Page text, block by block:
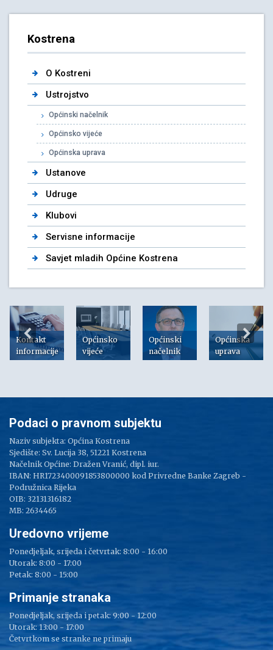
Kostrena
O Kostreni
Ustrojstvo
Općinski načelnik
Općinsko vijeće
Općinska uprava
Ustanove
Udruge
Klubovi
Servisne informacije
Savjet mladih Općine Kostrena
Kontakt
informacije
Općinsko
vijeće
Općinski
načelnik
Općinska
uprava
Podaci o pravnom subjektu
Naziv subjekta: Općina Kostrena
Sjedište: Sv. Lucija 38, 51221 Kostrena
Načelnik Općine: Dražen Vranić, dipl. iur.
IBAN: HR1723400091853800000 kod Privredne Banke Zagreb -
Podružnica Rijeka
OIB: 32131316182
MB: 2634465
Uredovno vrijeme
Ponedjeljak, srijeda i četvrtak: 8:00 - 16:00
Utorak: 8:00 - 17:00
Petak: 8:00 - 15:00
Primanje stranaka
Ponedjeljak, srijeda i petak: 9:00 - 12:00
Utorak: 13:00 - 17:00
Četvrtkom se stranke ne primaju